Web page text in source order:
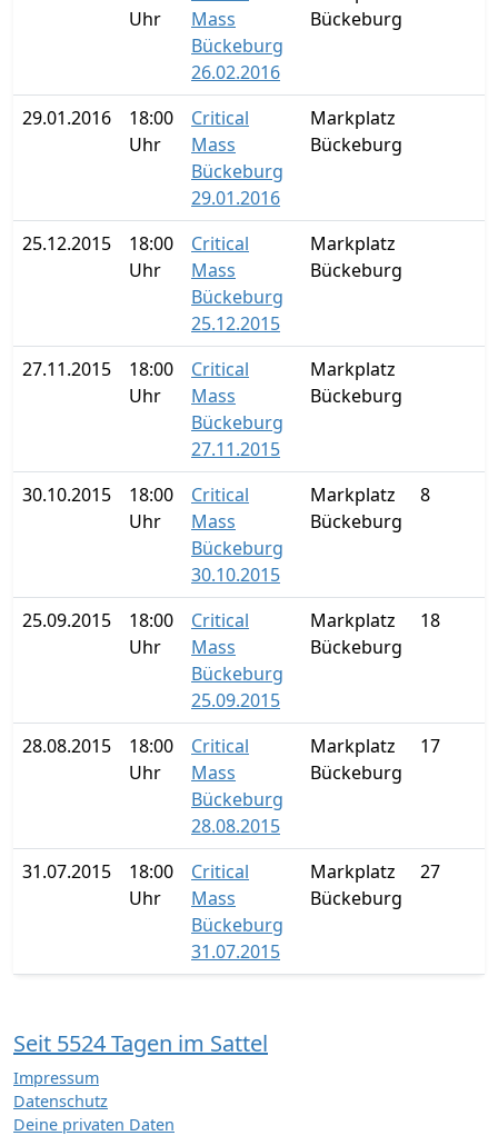
Uhr
Mass
Bückeburg
26.02.2016
Bückeburg
29.01.2016
18:00
Uhr
Critical
Mass
Bückeburg
29.01.2016
Markplatz
Bückeburg
25.12.2015
18:00
Uhr
Critical
Mass
Bückeburg
25.12.2015
Markplatz
Bückeburg
27.11.2015
18:00
Uhr
Critical
Mass
Bückeburg
27.11.2015
Markplatz
Bückeburg
30.10.2015
18:00
Uhr
Critical
Mass
Bückeburg
30.10.2015
Markplatz
Bückeburg
8
25.09.2015
18:00
Uhr
Critical
Mass
Bückeburg
25.09.2015
Markplatz
Bückeburg
18
28.08.2015
18:00
Uhr
Critical
Mass
Bückeburg
28.08.2015
Markplatz
Bückeburg
17
31.07.2015
18:00
Uhr
Critical
Mass
Bückeburg
31.07.2015
Markplatz
Bückeburg
27
Seit 5524 Tagen im Sattel
Impressum
Datenschutz
Deine privaten Daten